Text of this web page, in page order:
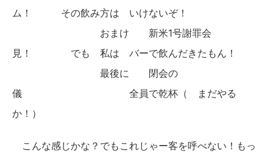
ム！ その飲み方は いけないぞ！
おまけ 新米1号謝罪会
見！ でも 私は バーで飲んだきたもん！
最後に 閉会の
儀 全員で乾杯（ まだやる
か！）
こんな感じかな？でもこれじゃー客を呼べない！もっ